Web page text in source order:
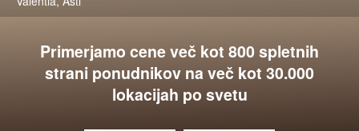
Primerjamo cene več kot 800 spletnih
strani ponudnikov na več kot 30.000
lokacijah po svetu